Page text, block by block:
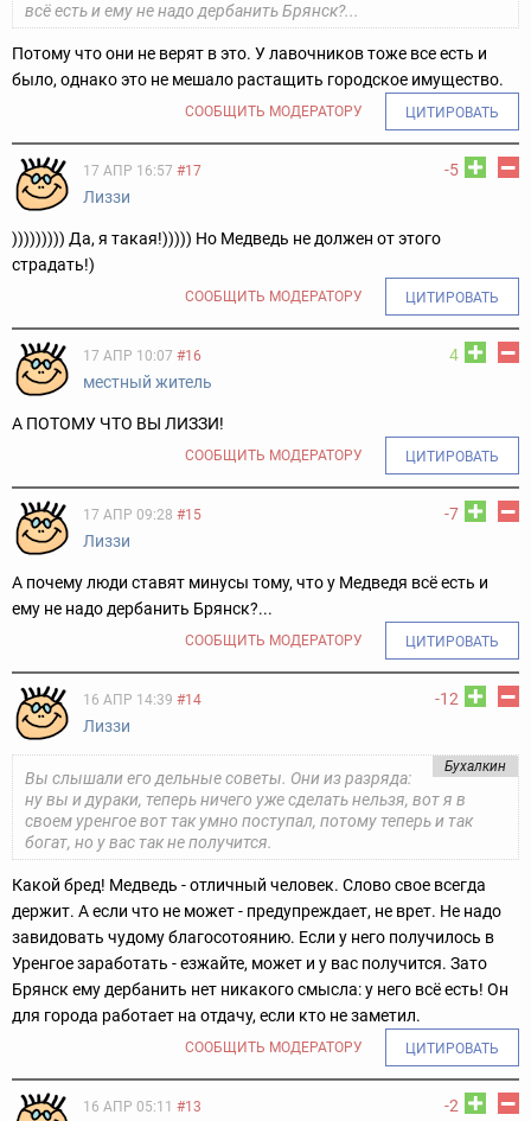
всё есть и ему не надо дербанить Брянск?...
Потому что они не верят в это. У лавочников тоже все есть и
было, однако это не мешало растащить городское имущество.
СООБЩИТЬ МОДЕРАТОРУ ЦИТИРОВАТЬ
-5
17 АПР 16:57 #17
Лиззи
))))))))) Да, я такая!))))) Но Медведь не должен от этого
страдать!)
СООБЩИТЬ МОДЕРАТОРУ ЦИТИРОВАТЬ
4
17 АПР 10:07 #16
местный житель
А ПОТОМУ ЧТО ВЫ ЛИЗЗИ!
СООБЩИТЬ МОДЕРАТОРУ ЦИТИРОВАТЬ
-7
17 АПР 09:28 #15
Лиззи
А почему люди ставят минусы тому, что у Медведя всё есть и
ему не надо дербанить Брянск?...
СООБЩИТЬ МОДЕРАТОРУ ЦИТИРОВАТЬ
-12
16 АПР 14:39 #14
Лиззи
Бухалкин
Вы слышали его дельные советы. Они из разряда:
ну вы и дураки, теперь ничего уже сделать нельзя, вот я в
своем уренгое вот так умно поступал, потому теперь и так
богат, но у вас так не получится.
Какой бред! Медведь - отличный человек. Слово свое всегда
держит. А если что не может - предупреждает, не врет. Не надо
завидовать чудому благосотоянию. Если у него получилось в
Уренгое заработать - езжайте, может и у вас получится. Зато
Брянск ему дербанить нет никакого смысла: у него всё есть! Он
для города работает на отдачу, если кто не заметил.
СООБЩИТЬ МОДЕРАТОРУ ЦИТИРОВАТЬ
-2
16 АПР 05:11 #13